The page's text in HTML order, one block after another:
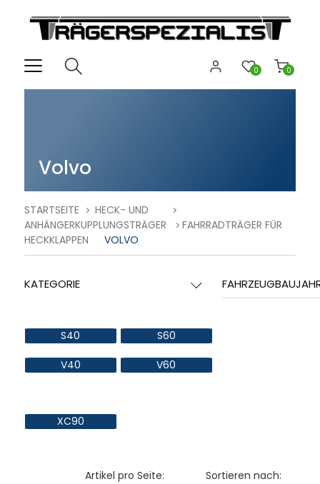
0
0
Volvo
STARTSEITE
HECK- UND
ANHÄNGERKUPPLUNGSTRÄGER
FAHRRADTRÄGER FÜR
HECKKLAPPEN
VOLVO
KATEGORIE
S40 S60
V40 V60
XC90
Sortieren nach:
Artikel pro Seite: